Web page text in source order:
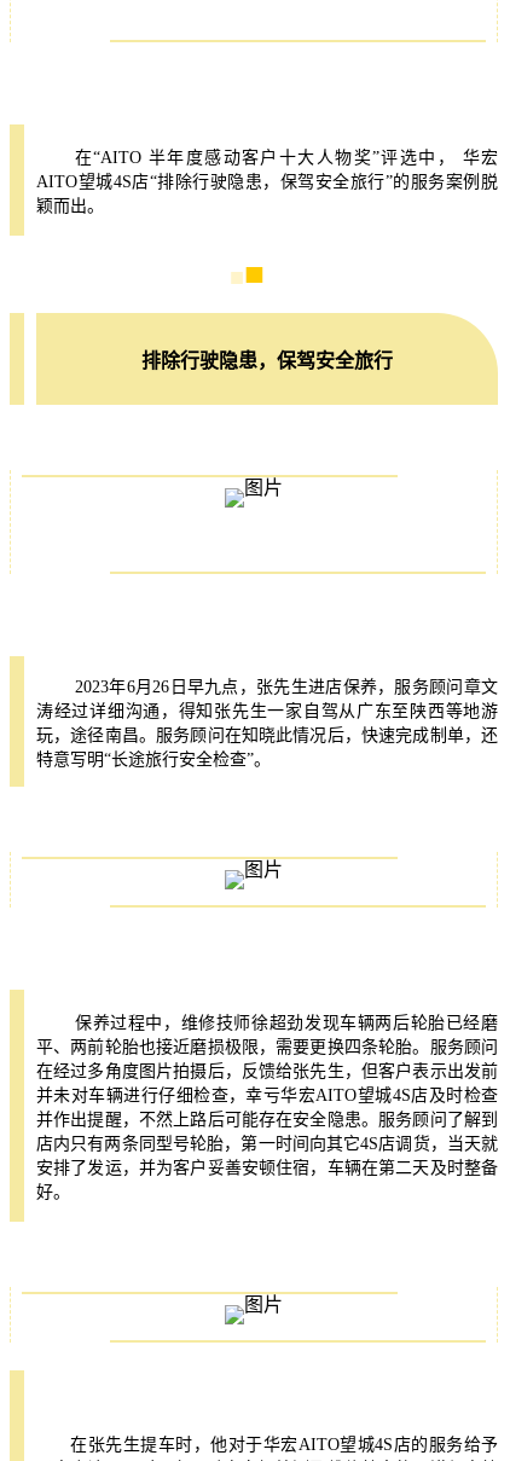
在“AITO 半年度感动客户十大人物奖”评选中， 华宏
AITO望城4S店“排除行驶隐患，保驾安全旅行”的服务案例脱
颖而出。
■■
排除行驶隐患，保驾安全旅行
2023年6月26日早九点，张先生进店保养，服务顾问章文
涛经过详细沟通，得知张先生一家自驾从广东至陕西等地游
玩，途径南昌。服务顾问在知晓此情况后，快速完成制单，还
特意写明“长途旅行安全检查”。
保养过程中，维修技师徐超劲发现车辆两后轮胎已经磨
平、两前轮胎也接近磨损极限，需要更换四条轮胎。服务顾问
在经过多角度图片拍摄后，反馈给张先生，但客户表示出发前
并未对车辆进行仔细检查，幸亏华宏AITO望城4S店及时检查
并作出提醒，不然上路后可能存在安全隐患。服务顾问了解到
店内只有两条同型号轮胎，第一时间向其它4S店调货，当天就
安排了发运，并为客户妥善安顿住宿，车辆在第二天及时整备
好。
在张先生提车时，他对于华宏AITO望城4S店的服务给予